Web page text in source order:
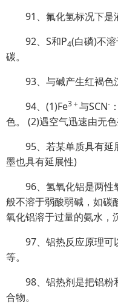
91、氟化氢标况下是
92、S和P4(白磷)不
碳。
93、与碱产生红褐色
94、(1)Fe3＋与SCN-
色。 (2)遇空气迅速由无
95、若某单质具有延
墨也具有延展性)
96、氢氧化铝是两性
般不溶于弱酸弱碱，如碳
氧化铝溶于过量的氨水，
97、铝热反应原理可
等。
98、铝热剂是把铝粉
合物。